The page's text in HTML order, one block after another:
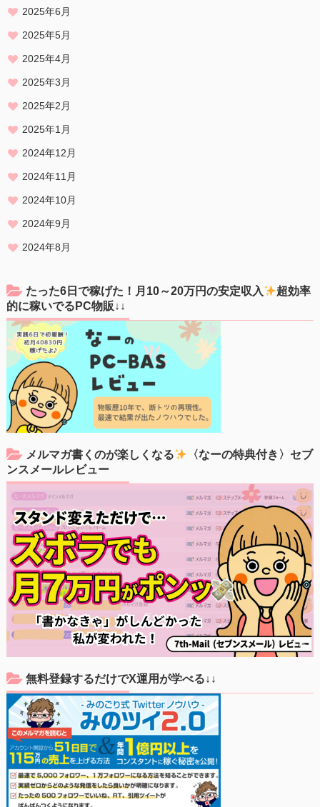
2025年6月
2025年5月
2025年4月
2025年3月
2025年2月
2025年1月
2024年12月
2024年11月
2024年10月
2024年9月
2024年8月
たった6日で稼げた！月10～20万円の安定収入
超効率
的に稼いでるPC物販↓↓
メルマガ書くのが楽しくなる
〈なーの特典付き〉セブ
ンスメールレビュー
無料登録するだけでX運用が学べる↓↓